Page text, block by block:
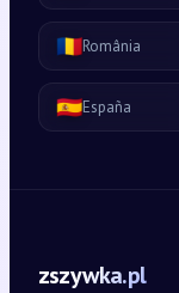
🇷🇴România
🇪🇸España
zszywka.pl